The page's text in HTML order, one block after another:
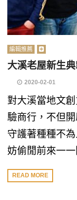
編輯推薦
大溪老屋新生
2020-02-01
對大溪當地文
驗商行，不但
守護著種種不
妨偷閒前來一一
READ MORE